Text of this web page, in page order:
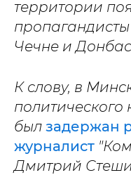
территории
Чечне и
К слову, в
был задержан
журналист
Дмитрий